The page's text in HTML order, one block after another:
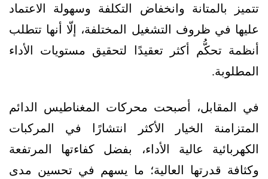
تتميز بالمتانة وانخفاض التكلفة وسهولة الاعتماد
عليها في ظروف التشغيل المختلفة، إلّا أنها تتطلب
أنظمة تحكُّم أكثر تعقيدًا لتحقيق مستويات الأداء
المطلوبة.
في المقابل، أصبحت محركات المغناطيس الدائم
المتزامنة الخيار الأكثر انتشارًا في المركبات
الكهربائية عالية الأداء، بفضل كفاءتها المرتفعة
وكثافة قدرتها العالية؛ ما يسهم في تحسين مدى